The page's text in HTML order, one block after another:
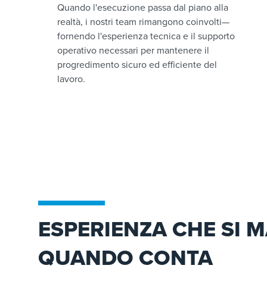
Quando l'esecuzione passa dal piano alla
realtà, i nostri team rimangono coinvolti—
fornendo l'esperienza tecnica e il supporto
operativo necessari per mantenere il
progredimento sicuro ed efficiente del
lavoro.
ESPERIENZA CHE SI
QUANDO CONTA